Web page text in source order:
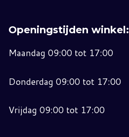
Openingstijden winkel:
Maandag 09:00 tot 17:00
Donderdag 09:00 tot 17:00
Vrijdag 09:00 tot 17:00